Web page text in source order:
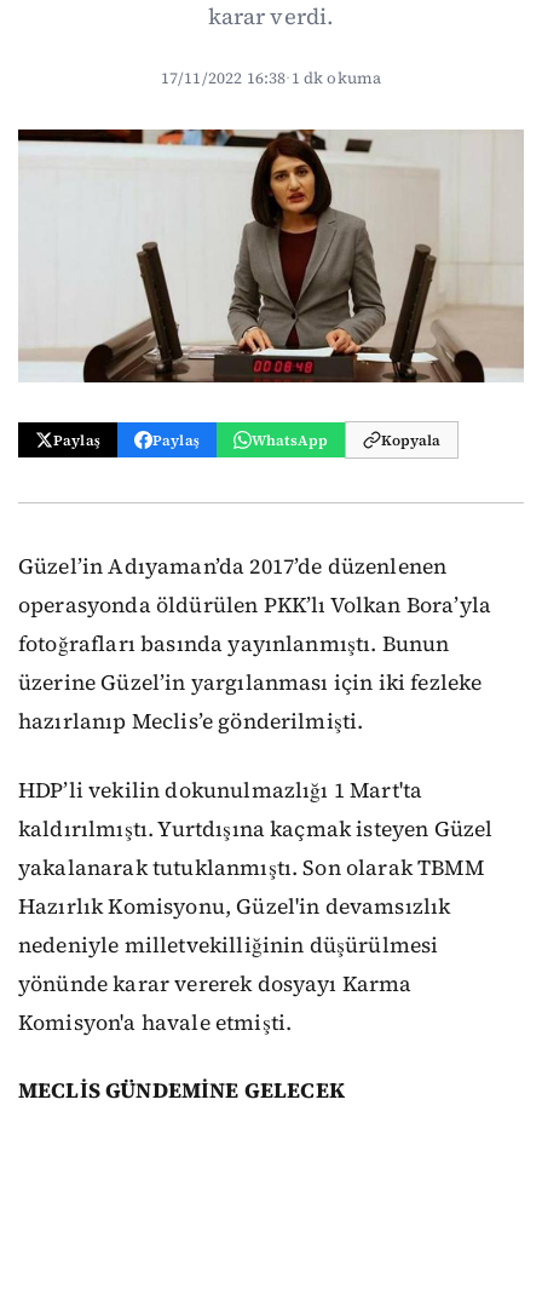
karar verdi.
17/11/2022 16:38·1 dk okuma
Paylaş Paylaş WhatsApp Kopyala
Güzel’in Adıyaman’da 2017’de düzenlenen
operasyonda öldürülen PKK’lı Volkan Bora’yla
fotoğrafları basında yayınlanmıştı. Bunun
üzerine Güzel’in yargılanması için iki fezleke
hazırlanıp Meclis’e gönderilmişti.
HDP’li vekilin dokunulmazlığı 1 Mart'ta
kaldırılmıştı. Yurtdışına kaçmak isteyen Güzel
yakalanarak tutuklanmıştı. Son olarak TBMM
Hazırlık Komisyonu, Güzel'in devamsızlık
nedeniyle milletvekilliğinin düşürülmesi
yönünde karar vererek dosyayı Karma
Komisyon'a havale etmişti.
MECLİS GÜNDEMİNE GELECEK